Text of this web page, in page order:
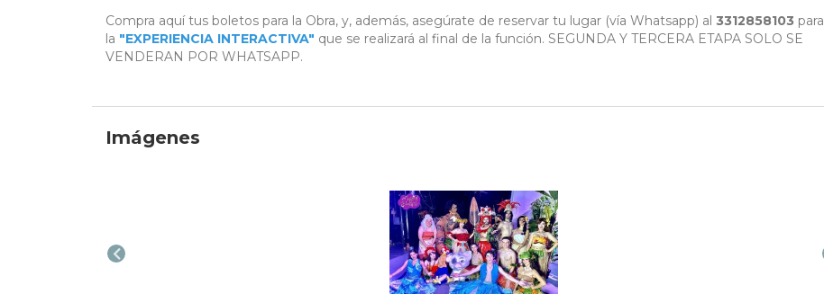
Compra aquí tus boletos para la Obra, y, además, asegúrate de reservar tu lugar (vía Whatsapp) al 3312858103 para
la "EXPERIENCIA INTERACTIVA" que se realizará al final de la función. SEGUNDA Y TERCERA ETAPA SOLO SE
VENDERAN POR WHATSAPP.
Imágenes